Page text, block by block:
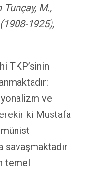
Tunçay, M.,
1925),
TKP’sinin
ve
ki Mustafa
savaşmaktadır
temel